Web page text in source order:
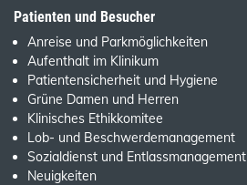
Patienten und Besucher
Anreise und Parkmöglichkeiten
Aufenthalt im Klinikum
Patientensicherheit und Hygiene
Grüne Damen und Herren
Klinisches Ethikkomitee
Lob- und Beschwerdemanagement
Sozialdienst und Entlassmanagement
Neuigkeiten